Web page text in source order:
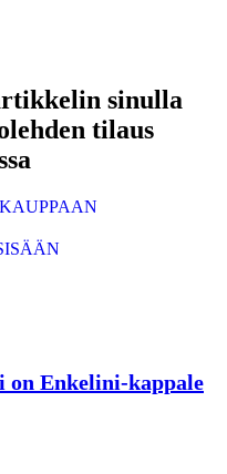
sinulla
tilaus
on Enkelini-kappale